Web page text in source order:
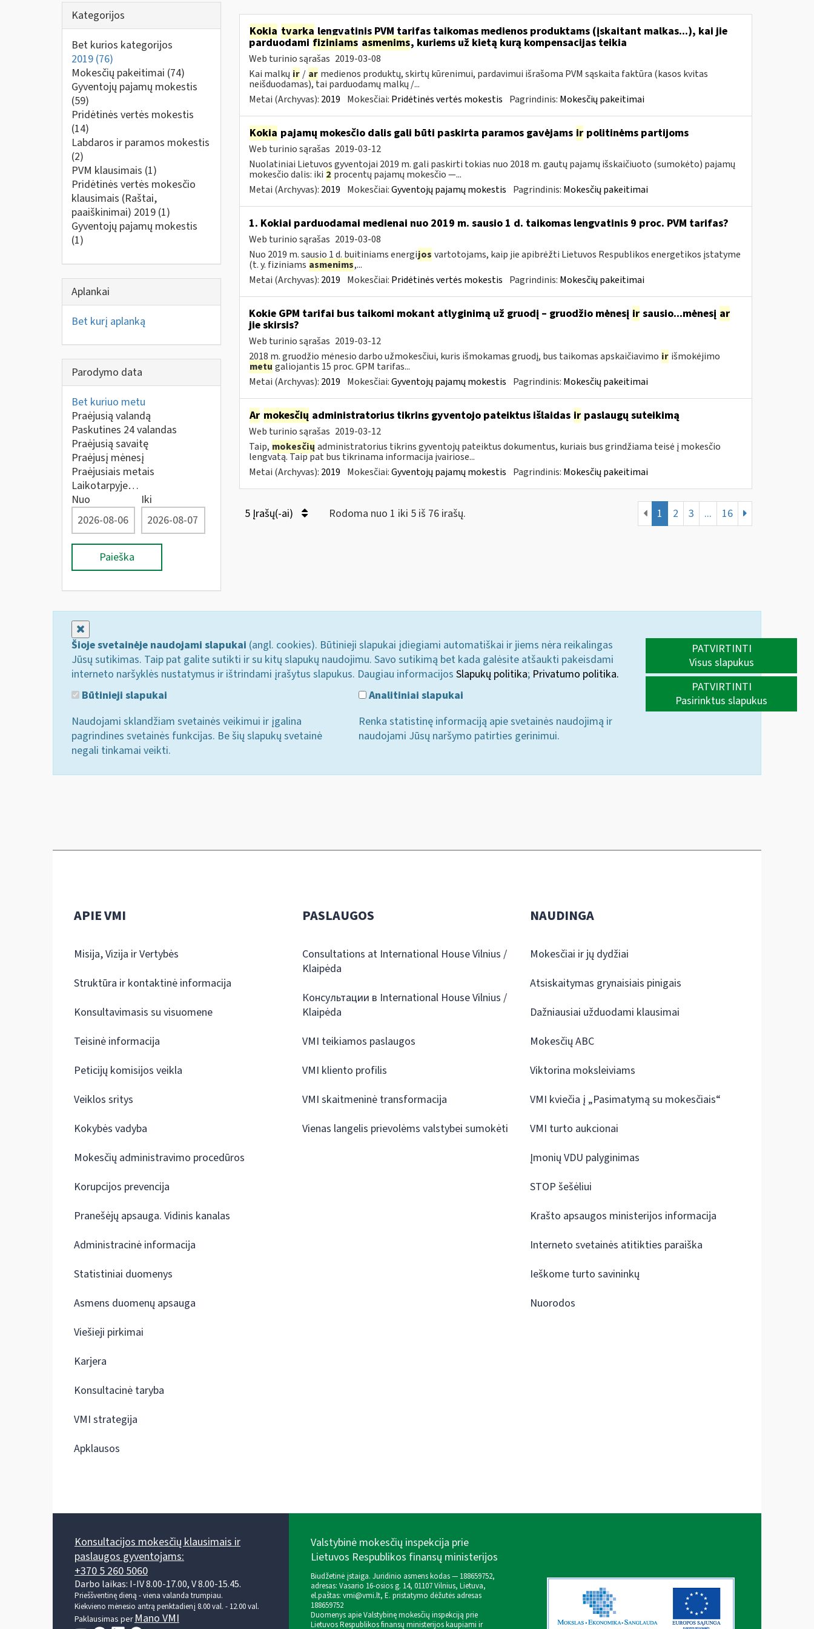
Kategorijos
Bet kurios kategorijos
2019 (76)
Mokesčių pakeitimai (74)
Gyventojų pajamų mokestis
(59)
Pridėtinės vertės mokestis
(14)
Labdaros ir paramos mokestis
(2)
PVM klausimais (1)
Pridėtinės vertės mokesčio
klausimais (Raštai,
paaiškinimai) 2019 (1)
Gyventojų pajamų mokestis
(1)
Aplankai
Bet kurį aplanką
Parodymo data
Bet kuriuo metu
Praėjusią valandą
Paskutines 24 valandas
Praėjusią savaitę
Praėjusį mėnesį
Praėjusiais metais
Laikotarpyje…
Nuo
Iki
Paieška
Kokia tvarkalengvatinis PVM tarifas taikomas medienos produktams (įskaitant malkas...), kai jie
parduodamifiziniams asmenims, kuriems už kietą kurą kompensacijas teikia
Web turinio sąrašas 2019-03-08
Kai malkų ir / ar medienos produktų, skirtų kūrenimui, pardavimui išrašoma PVM sąskaita faktūra (kasos kvitas
neišduodamas), tai parduodamų malkų /...
Metai (Archyvas): 2019 Mokesčiai: Pridėtinės vertės mokestis Pagrindinis: Mokesčių pakeitimai
Kokia pajamų mokesčio dalis gali būti paskirta paramos gavėjams irpolitinėms partijoms
Web turinio sąrašas 2019-03-12
Nuolatiniai Lietuvos gyventojai 2019 m. gali paskirti tokias nuo 2018 m. gautų pajamų išskaičiuoto (sumokėto) pajamų
mokesčio dalis: iki 2 procentų pajamų mokesčio —...
Metai (Archyvas): 2019 Mokesčiai:Gyventojų pajamų mokestis Pagrindinis: Mokesčių pakeitimai
1. Kokiai parduodamai medienai nuo 2019 m. sausio 1 d. taikomas lengvatinis 9 proc. PVM tarifas?
Web turinio sąrašas 2019-03-08
Nuo 2019 m. sausio 1 d. buitiniams energijos vartotojams, kaip jie apibrėžti Lietuvos Respublikos energetikos įstatyme
(t. y. fiziniams asmenims,...
Metai (Archyvas): 2019 Mokesčiai: Pridėtinės vertės mokestis Pagrindinis: Mokesčių pakeitimai
Kokie GPM tarifai bus taikomi mokant atlyginimą už gruodį – gruodžio mėnesį irsausio...mėnesį ar
jie skirsis?
Web turinio sąrašas 2019-03-12
2018 m. gruodžio mėnesio darbo užmokesčiui, kuris išmokamas gruodį, bus taikomas apskaičiavimo ir išmokėjimo
metu galiojantis 15 proc. GPM tarifas...
Metai (Archyvas): 2019 Mokesčiai:Gyventojų pajamų mokestis Pagrindinis: Mokesčių pakeitimai
Ar mokesčių administratorius tikrins gyventojo pateiktus išlaidas irpaslaugų suteikimą
Web turinio sąrašas 2019-03-12
Taip, mokesčių administratorius tikrins gyventojų pateiktus dokumentus, kuriais bus grindžiama teisė į mokesčio
lengvatą. Taip pat bus tikrinama informacija įvairiose...
Metai (Archyvas): 2019 Mokesčiai:Gyventojų pajamų mokestis Pagrindinis: Mokesčių pakeitimai
5 Įrašų(-ai) Rodoma nuo 1 iki 5 iš 76 irašų. 1 2 3 ... 16
Šioje svetainėje naudojami slapukai (angl. cookies). Būtinieji slapukai įdiegiami automatiškai ir jiems nėra reikalingas
Jūsų sutikimas. Taip pat galite sutikti ir su kitų slapukų naudojimu. Savo sutikimą bet kada galėsite atšaukti pakeisdami
interneto naršyklės nustatymus ir ištrindami įrašytus slapukus. Daugiau informacijos Slapukų politika; Privatumo politika.
Būtinieji slapukai
Naudojami sklandžiam svetainės veikimui ir įgalina
pagrindines svetainės funkcijas. Be šių slapukų svetainė
negali tinkamai veikti.
Analitiniai slapukai
Renka statistinę informaciją apie svetainės naudojimą ir
naudojami Jūsų naršymo patirties gerinimui.
PATVIRTINTI
Visus slapukus
PATVIRTINTI
Pasirinktus slapukus
APIE VMI
Misija, Vizija ir Vertybės
Struktūra ir kontaktinė informacija
Konsultavimasis su visuomene
Teisinė informacija
Peticijų komisijos veikla
Veiklos sritys
Kokybės vadyba
Mokesčių administravimo procedūros
Korupcijos prevencija
Pranešėjų apsauga. Vidinis kanalas
Administracinė informacija
Statistiniai duomenys
Asmens duomenų apsauga
Viešieji pirkimai
Karjera
Konsultacinė taryba
VMI strategija
Apklausos
PASLAUGOS
Consultations at International House Vilnius /
Klaipėda
Консультации в International House Vilnius /
Klaipėda
VMI teikiamos paslaugos
VMI kliento profilis
VMI skaitmeninė transformacija
Vienas langelis prievolėms valstybei sumokėti
NAUDINGA
Mokesčiai ir jų dydžiai
Atsiskaitymas grynaisiais pinigais
Dažniausiai užduodami klausimai
Mokesčių ABC
Viktorina moksleiviams
VMI kviečia į „Pasimatymą su mokesčiais“
VMI turto aukcionai
Įmonių VDU palyginimas
STOP šešėliui
Krašto apsaugos ministerijos informacija
Interneto svetainės atitikties paraiška
Ieškome turto savininkų
Nuorodos
Konsultacijos mokesčių klausimais ir
paslaugos gyventojams:
+370 5 260 5060
Darbo laikas: I-IV 8.00-17.00, V 8.00-15.45.
Prieššventinę dieną - viena valanda trumpiau.
Kiekvieno mėnesio antrą penktadienį 8.00 val. - 12.00 val.
Paklausimas per Mano VMI
Valstybinė mokesčių inspekcija prie
Lietuvos Respublikos finansų ministerijos
Biudžetinė įstaiga. Juridinio asmens kodas — 188659752,
adresas: Vasario 16-osios g. 14, 01107 Vilnius, Lietuva,
el.paštas: vmi@vmi.lt, E. pristatymo dėžutės adresas
188659752
Duomenys apie Valstybinę mokesčių inspekciją prie
Lietuvos Respublikos finansų ministerijos kaupiami ir